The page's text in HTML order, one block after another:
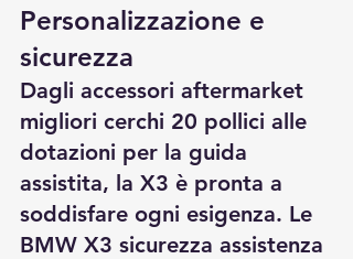
Personalizzazione e
sicurezza
Dagli accessori aftermarket
migliori cerchi 20 pollici alle
dotazioni per la guida
assistita, la X3 è pronta a
soddisfare ogni esigenza. Le
BMW X3 sicurezza assistenza